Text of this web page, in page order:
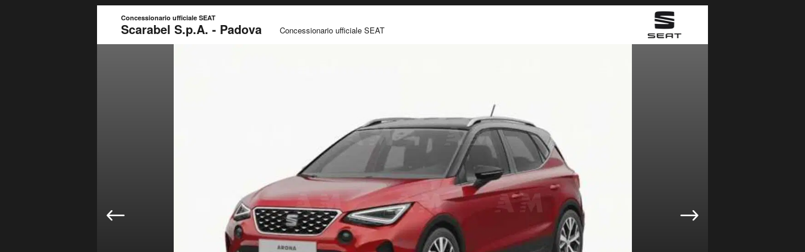
Concessionario ufficiale SEAT
Scarabel S.p.A. - Padova Concessionario ufficiale SEAT